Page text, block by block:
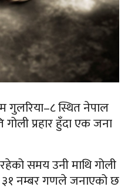
गुलरिया–८ स्थित नेपाल
गोली प्रहार हुँदा एक जना
समय उनी माथि गोली
३१ नम्बर गणले जनाएको छ